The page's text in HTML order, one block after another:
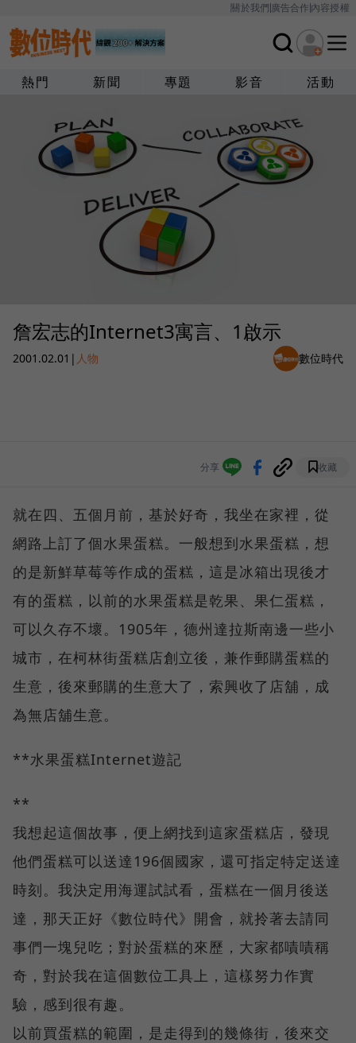
關於我們廣告合作內容授權
熱門 新聞 專題 影音 活動
詹宏志的Internet3寓言、1啟示
2001.02.01 | 人物 數位時代
分享 收藏
就在四、五個月前，基於好奇，我坐在家裡，從
網路上訂了個水果蛋糕。一般想到水果蛋糕，想
的是新鮮草莓等作成的蛋糕，這是冰箱出現後才
有的蛋糕，以前的水果蛋糕是乾果、果仁蛋糕，
可以久存不壞。1905年，德州達拉斯南邊一些小
城市，在柯林街蛋糕店創立後，兼作郵購蛋糕的
生意，後來郵購的生意大了，索興收了店舖，成
為無店舖生意。
**水果蛋糕Internet遊記
**
我想起這個故事，便上網找到這家蛋糕店，發現
他們蛋糕可以送達196個國家，還可指定特定送達
時刻。我決定用海運試試看，蛋糕在一個月後送
達，那天正好《數位時代》開會，就拎著去請同
事們一塊兒吃；對於蛋糕的來歷，大家都嘖嘖稱
奇，對於我在這個數位工具上，這樣努力作實
驗，感到很有趣。
以前買蛋糕的範圍，是走得到的幾條街，後來交